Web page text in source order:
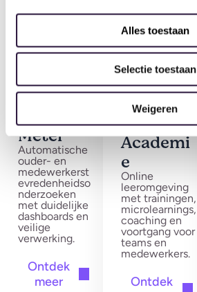
Alles toestaan
Selectie toestaan
Weigeren
kwaliteitsont
Meter
Automatische
ouder- en
medewerkerst
evredenheidso
nderzoeken
met duidelijke
dashboards en
veilige
verwerking.
Ontdek
meer
Scholing,
coaching &
ontwikkeling
Kinderop
vang
Academi
e
Online
leeromgeving
met trainingen,
microlearnings,
coaching en
voortgang voor
teams en
medewerkers.
Ontdek